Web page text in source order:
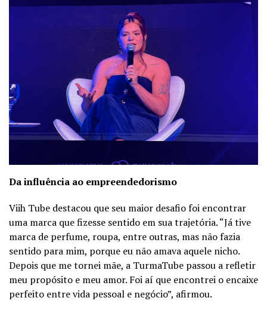
Da influência ao empreendedorismo
Viih Tube destacou que seu maior desafio foi encontrar
uma marca que fizesse sentido em sua trajetória. “Já tive
marca de perfume, roupa, entre outras, mas não fazia
sentido para mim, porque eu não amava aquele nicho.
Depois que me tornei mãe, a TurmaTube passou a refletir
meu propósito e meu amor. Foi aí que encontrei o encaixe
perfeito entre vida pessoal e negócio”, afirmou.